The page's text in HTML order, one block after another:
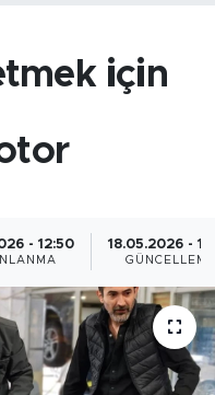
için
- 12:50 18.05.2026 -